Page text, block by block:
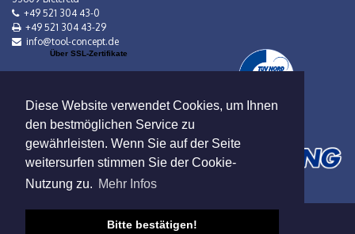
Diese Website verwendet Cookies, um Ihnen
den bestmöglichen Service zu
gewährleisten. Wenn Sie auf der Seite
weitersurfen stimmen Sie der Cookie-
Nutzung zu. Mehr Infos
Bitte bestätigen!
+49 521 304 43-0
+49 521 304 43-29
info@tool-concept.de
Über SSL-Zertifikate
Verkauf nur an Gewerbebetreibende!